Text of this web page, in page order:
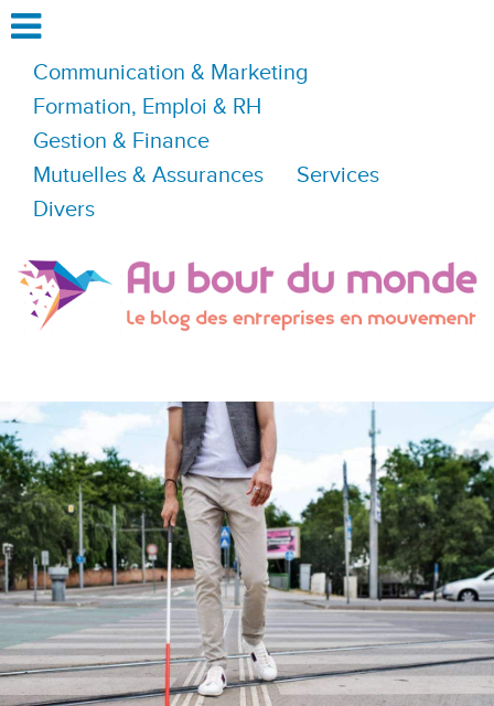
Communication & Marketing
Formation, Emploi & RH
Gestion & Finance
Mutuelles & Assurances
Services
Divers